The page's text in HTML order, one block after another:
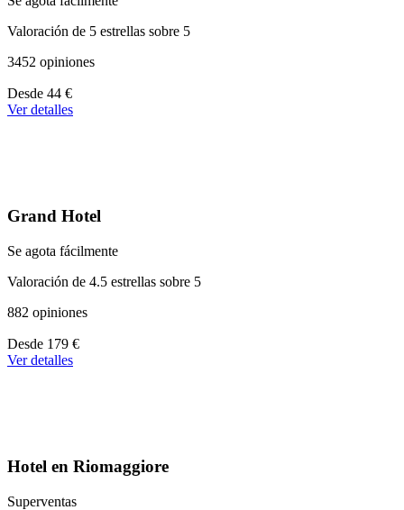
Valoración de 5 estrellas sobre 5
3452 opiniones
A
partir
Desde 44 €
Ver detalles
Grand Hotel
Se agota fácilmente
Valoración de 4.5 estrellas sobre 5
882 opiniones
A
partir
Desde 179 €
Ver detalles
Hotel en Riomaggiore
Superventas